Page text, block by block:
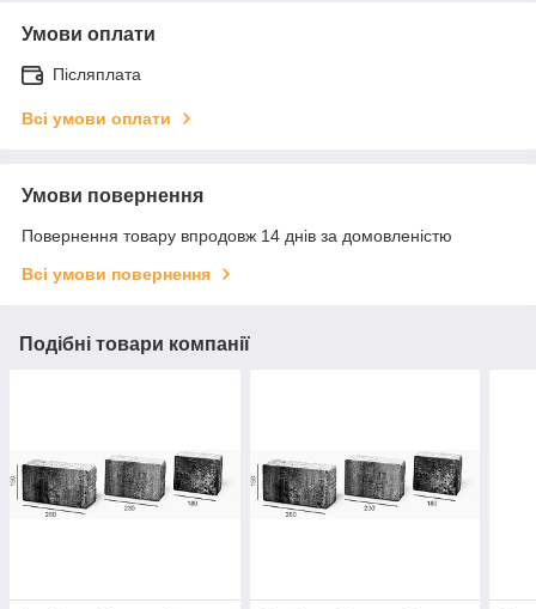
Умови оплати
Післяплата
Всі умови оплати
Умови повернення
Повернення товару впродовж 14 днів за домовленістю
Всі умови повернення
Подібні товари компанії